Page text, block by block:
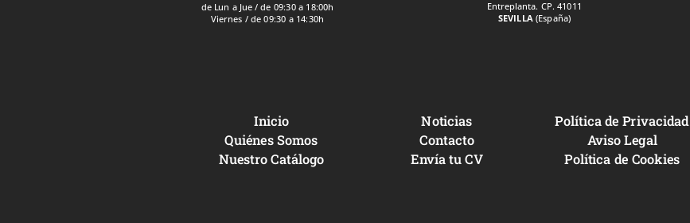
de Lun a Jue / de 09:30 a 18:00h
Viernes / de 09:30 a 14:30h
Entreplanta. CP. 41011
SEVILLA (España)
Inicio
Quiénes Somos
Nuestro Catálogo
Noticias
Contacto
Envía tu CV
Política de Privacidad
Aviso Legal
Política de Cookies